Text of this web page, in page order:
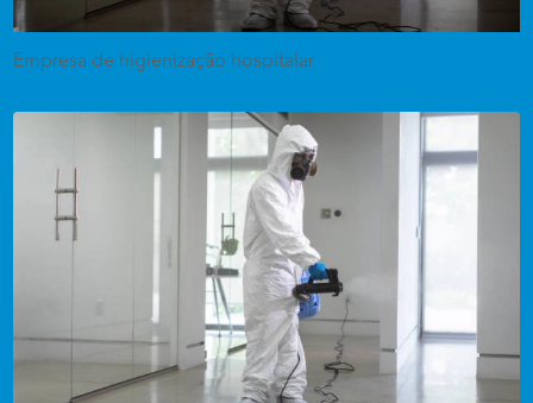
Empresa de higienização hospitalar